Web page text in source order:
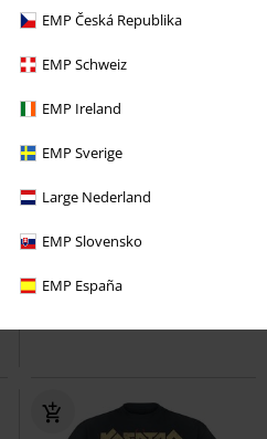
EMP Česká Republika
EMP Schweiz
EMP Ireland
EMP Sverige
Large Nederland
EMP Slovensko
EMP España
22% DTO
Exclusivo
Desde 30,99 €
Slipknot
Top tirante ancho